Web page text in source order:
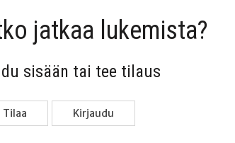
jat­kaa lukemista?
sisään tai tee tilaus
Tilaa Kir­jau­du